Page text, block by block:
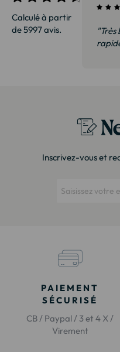
Calculé à partir
de 5997 avis.
Inscrivez-vous et
PAIEMENT
SÉCURISÉ
CB / Paypal / 3 et 4 X /
Virement